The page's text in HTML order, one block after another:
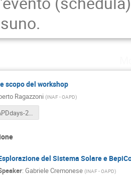
scopo del workshop
Ragazzoni (INAF - OAPD)
Intro-OAPDdays-2019.pptx
del Sistema Solare e
:Gabriele Cremonese (INAF - OAPD)